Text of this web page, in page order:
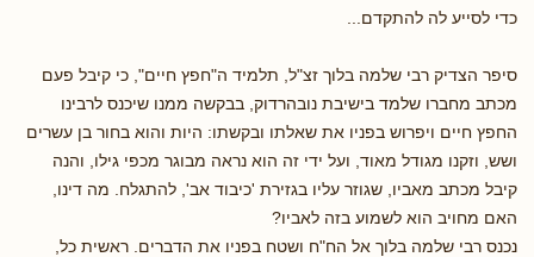
כדי לסייע לה להתקדם...
סיפר הצדיק רבי שלמה בלוך זצ"ל, תלמיד ה"חפץ חיים", כי קיבל פעם
מכתב מחברו שלמד בישיבת נובהרדוק, בבקשה ממנו שיכנס לרבינו
החפץ חיים ויפרוש בפניו את שאלתו ובקשתו: היות והוא בחור בן עשרים
ושש, וזקנו מגודל מאוד, ועל ידי זה הוא נראה מבוגר מכפי גילו, והנה
קיבל מכתב מאביו, שגוזר עליו בגזירת 'כיבוד אב', להתגלח. מה דינו,
האם מחויב הוא לשמוע בזה לאביו?
נכנס רבי שלמה בלוך אל הח"ח ושטח בפניו את הדברים. ראשית כל,